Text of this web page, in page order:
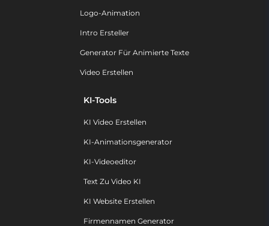
Logo-Animation
Intro Ersteller
Generator Für Animierte Texte
Video Erstellen
KI-Tools
KI Video Erstellen
KI-Animationsgenerator
KI-Videoeditor
Text Zu Video KI
KI Website Erstellen
Firmennamen Generator